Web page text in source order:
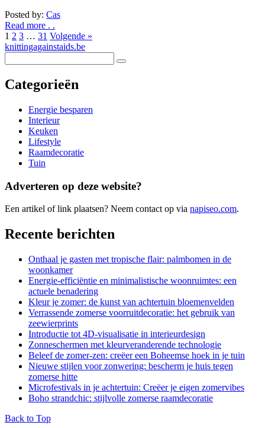
Posted by: Cas
Read more . .
1 2 3 … 31 Volgende »
knittingagainstaids.be
Categorieën
Energie besparen
Interieur
Keuken
Lifestyle
Raamdecoratie
Tuin
Adverteren op deze website?
Een artikel of link plaatsen? Neem contact op via napiseo.com.
Recente berichten
Onthaal je gasten met tropische flair: palmbomen in de
woonkamer
Energie-efficiëntie en minimalistische woonruimtes: een
actuele benadering
Kleur je zomer: de kunst van achtertuin bloemenvelden
Verrassende zomerse voorruitdecoratie: het gebruik van
zeewierprints
Introductie tot 4D-visualisatie in interieurdesign
Zonneschermen met kleurveranderende technologie
Beleef de zomer-zen: creëer een Boheemse hoek in je tuin
Nieuwe stijlen voor zonwering: bescherm je huis tegen
zomerse hitte
Microfestivals in je achtertuin: Creëer je eigen zomervibes
Boho strandchic: stijlvolle zomerse raamdecoratie
Back to Top